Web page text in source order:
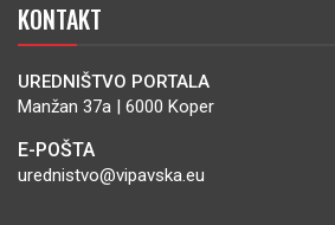
KONTAKT
UREDNIŠTVO PORTALA
Manžan 37a | 6000 Koper
E-POŠTA
urednistvo@vipavska.eu